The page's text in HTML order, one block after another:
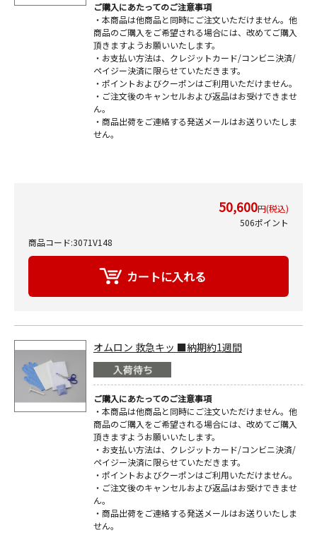
ご購入にあたってのご注意事項
・本商品は他商品と同時にご注文いただけません。他
商品のご購入をご希望される場合には、改めてご購入
頂きますようお願いいたします。
・お支払い方法は、クレジットカード/コンビニ決済/
ペイジー決済に限らせていただきます。
・ポイントおよびクーポンはご利用いただけません。
・ご注文後のキャンセルおよび返品はお受けできませ
ん。
・商品出荷をご連絡する発送メールはお送りいたしま
せん。
50,600円(税込)
506ポイント
商品コード:3071V148
オムロン 救急キッ ■納期約1週間
ご購入にあたってのご注意事項
・本商品は他商品と同時にご注文いただけません。他
商品のご購入をご希望される場合には、改めてご購入
頂きますようお願いいたします。
・お支払い方法は、クレジットカード/コンビニ決済/
ペイジー決済に限らせていただきます。
・ポイントおよびクーポンはご利用いただけません。
・ご注文後のキャンセルおよび返品はお受けできませ
ん。
・商品出荷をご連絡する発送メールはお送りいたしま
せん。